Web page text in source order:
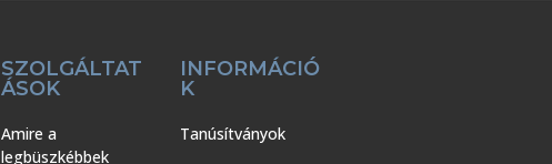
SZOLGÁLTAT
ÁSOK
Amire a
legbüszkébbek
INFORMÁCIÓ
K
Tanúsítványok